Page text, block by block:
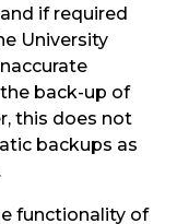
if required
University
back-up of
this does not
backups as
functionality of